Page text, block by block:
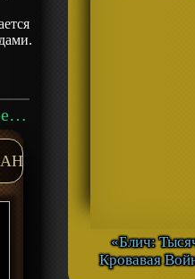
Аниме «Западные ворота парка Икэбукуро» ТВ-1 смотреть онлайн
AH
«Блич:
Кровавая